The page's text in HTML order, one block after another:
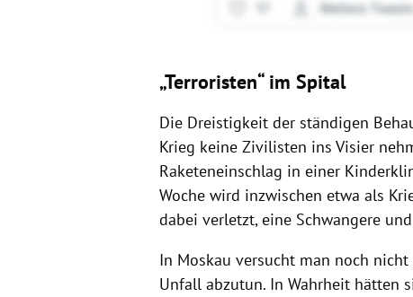
„Terroristen“ im Spital
Die Dreistigkeit der ständigen
Krieg keine Zivilisten ins Visier
Raketeneinschlag in einer
Woche wird inzwischen etwa als
dabei verletzt, eine Schwangere
In Moskau versucht man noch
Unfall abzutun. In Wahrheit hätten